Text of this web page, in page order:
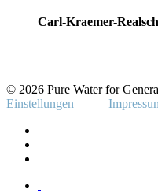
Carl-Kraemer-
© 2026 Pure Water for
Einstellungen